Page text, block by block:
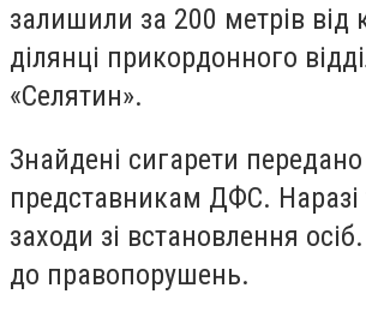
залишили за 200 метрів від
ділянці прикордонного
«Селятин».
Знайдені сигарети передано
представникам ДФС.
заходи зі встановлення
до правопорушень.